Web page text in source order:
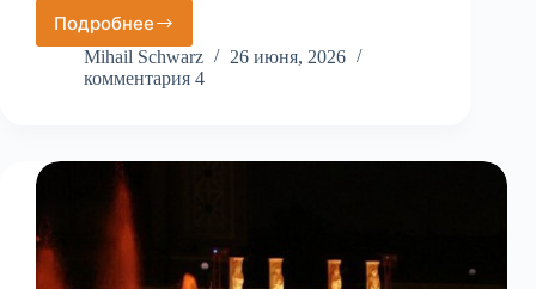
Подробнее
Ресторан
с
паровозиками
Mihail Schwarz
26 июня, 2026
комментария 4